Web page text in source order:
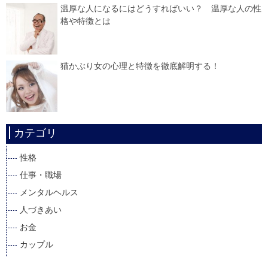
温厚な人になるにはどうすればいい？ 温厚な人の性
格や特徴とは
猫かぶり女の心理と特徴を徹底解明する！
カテゴリ
性格
仕事・職場
メンタルヘルス
人づきあい
お金
カップル